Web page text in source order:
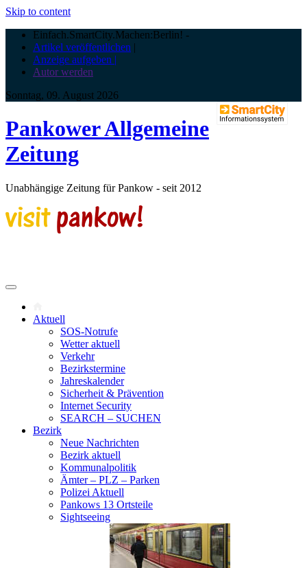
Skip to content
Einfach.SmartCity.Machen:Berlin! -
Artikel veröffentlichen |
Anzeige aufgeben |
Autor werden
Sonntag, 09. August 2026
Pankower Allgemeine
Zeitung
Unabhängige Zeitung für Pankow - seit 2012
Aktuell
SOS-Notrufe
Wetter aktuell
Verkehr
Bezirkstermine
Jahreskalender
Sicherheit & Prävention
Internet Security
SEARCH – SUCHEN
Bezirk
Neue Nachrichten
Bezirk aktuell
Kommunalpolitik
Ämter – PLZ – Parken
Polizei Aktuell
Pankows 13 Ortsteile
Sightseeing